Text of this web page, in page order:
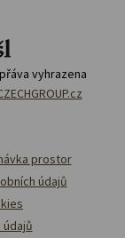
vyhrazena
prostor
údajů
údajů